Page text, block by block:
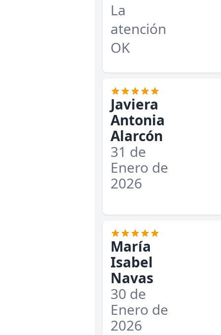
La
atención
OK
Javiera
Antonia
Alarcón
31 de
Enero de
2026
María
Isabel
Navas
30 de
Enero de
2026